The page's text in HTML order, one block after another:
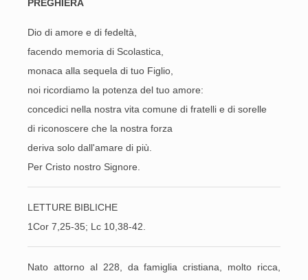
PREGHIERA
Dio di amore e di fedeltà,
facendo memoria di Scolastica,
monaca alla sequela di tuo Figlio,
noi ricordiamo la potenza del tuo amore:
concedici nella nostra vita comune di fratelli e di sorelle
di riconoscere che la nostra forza
deriva solo dall'amare di più.
Per Cristo nostro Signore.
LETTURE BIBLICHE
1Cor 7,25-35; Lc 10,38-42.
Nato attorno al 228, da famiglia cristiana, molto ricca,